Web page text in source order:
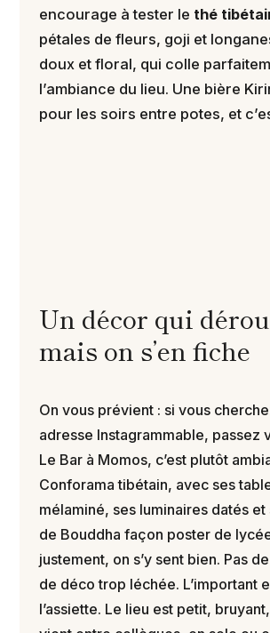
encourage à tester le thé
pétales de fleurs, goji et
doux et floral, qui colle
l’ambiance du lieu. Une bière
pour les soirs entre potes, et
Un décor qui
mais on s’en fiche
On vous prévient : si vous
adresse Instagrammable, passez
Le Bar à Momos, c’est plutôt
Conforama tibétain, avec ses
mélaminé, ses luminaires datés
de Bouddha façon poster de
justement, on s’y sent bien. Pas
de déco trop léchée. L’important
l’assiette. Le lieu est petit,